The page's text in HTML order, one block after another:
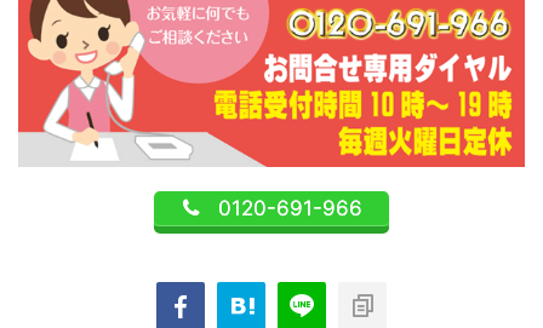
0120-691-966